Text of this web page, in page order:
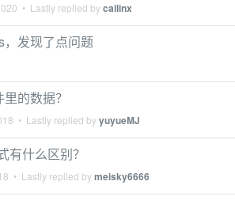
• Lastly replied bycailinx
，发现了点问题
的数据？
• Lastly replied byyuyueMJ
有什么区别？
• Lastly replied bymeisky6666